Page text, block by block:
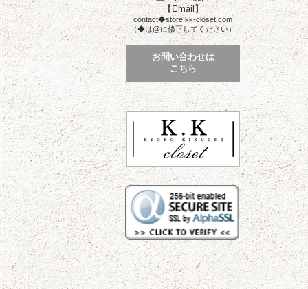
【Email】
contact◆store.kk-closet.com
（◆は@に修正してください）
お問い合わせは
こちら